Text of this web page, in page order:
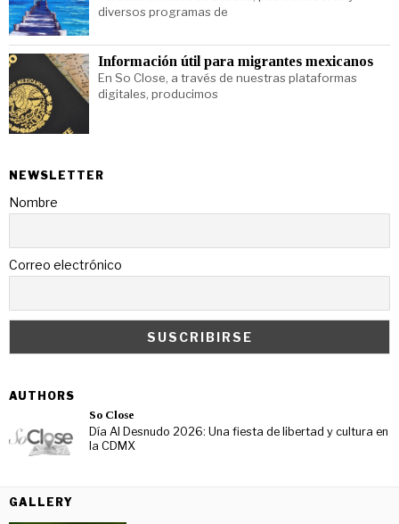
diversos programas de
Información útil para migrantes mexicanos
En So Close, a través de nuestras plataformas
digitales, producimos
NEWSLETTER
Nombre
Correo electrónico
AUTHORS
So Close
Día Al Desnudo 2026: Una fiesta de libertad y cultura en
la CDMX
GALLERY